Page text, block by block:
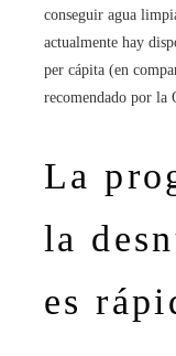
conseguir agua
actualmente hay
per cápita (en
recomendado por la
La
la
es